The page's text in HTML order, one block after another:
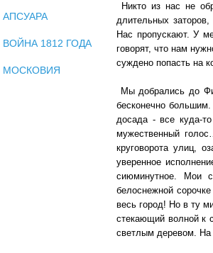
Никто из нас не
длительных
Нас пропускают. У
говорят, что нам
суждено попасть на
Мы добрались до
бесконечно
досада - все куда-
мужественный
круговорота улиц,
уверенное
сиюминутное. Мои
белоснежной
весь город! Но в ту
стекающий волной к
светлым деревом. На
АПСУАРА
ВОЙНА 1812 ГОДА
МОСКОВИЯ